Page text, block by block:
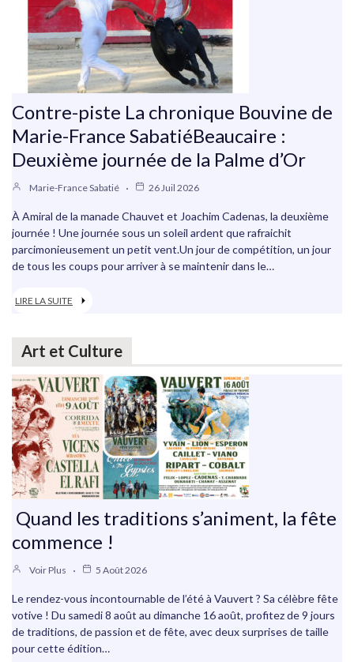
Contre-piste La chronique Bouvine de
Marie-France SabatiéBeaucaire :
Deuxième journée de la Palme d’Or
Marie-France Sabatié 26 Juil 2026
À Amiral de la manade Chauvet et Joachim Cadenas, la deuxième
journée ! Une journée sous un soleil ardent que rafraichit
parcimonieusement un petit vent.Un jour de compétition, un jour
de tous les coups pour arriver à se maintenir dans le…
LIRE LA SUITE
Art et Culture
Quand les traditions s’animent, la fête
commence !
Voir Plus 5 Août 2026
Le rendez-vous incontournable de l’été à Vauvert ? Sa célèbre fête
votive ! Du samedi 8 août au dimanche 16 août, profitez de 9 jours
de traditions, de passion et de fête, avec deux surprises de taille
pour cette édition…